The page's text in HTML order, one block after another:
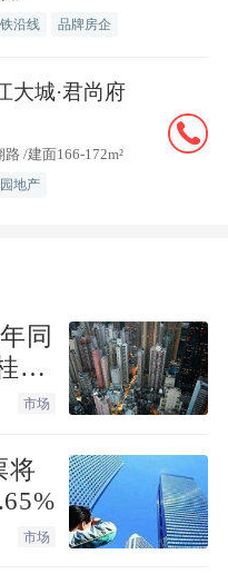
板块的保利·天
的率先发力。据
月1日，西安12个
，不少新项目虽
范区及营销中心
西安市高新区的
，均价1.9万元/
沿线 品牌房企
大城·君尚府
/建面166-172m²
地产
同
园
市场
将
市场